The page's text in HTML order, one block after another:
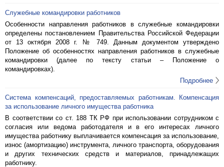
Служебные командировки работников
Особенности направления работников в служебные командировки
определены постановлением Правительства Российской Федерации
от 13 октября 2008 г. № 749. Данным документом утверждено
Положение об особенностях направления работников в служебные
командировки (далее по тексту статьи – Положение о
командировках).
Подробнее
Система компенсаций, предоставляемых работникам. Компенсация
за использование личного имущества работника
В соответствии со ст. 188 ТК РФ при использовании сотрудником с
согласия или ведома работодателя и в его интересах личного
имущества работнику выплачивается компенсация за использование,
износ (амортизацию) инструмента, личного транспорта, оборудования
и других технических средств и материалов, принадлежащих
работнику.